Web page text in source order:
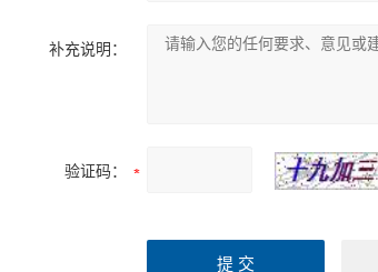
补充说明：
验证码：